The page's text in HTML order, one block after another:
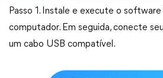
Passo 1. Instale e execute o software
computador. Em seguida, conecte
um cabo USB compatível.